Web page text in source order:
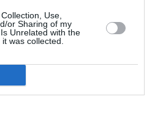
Use,
or Sharing of my
Unrelated with the
was collected.
2025: due giornate di
a Roma